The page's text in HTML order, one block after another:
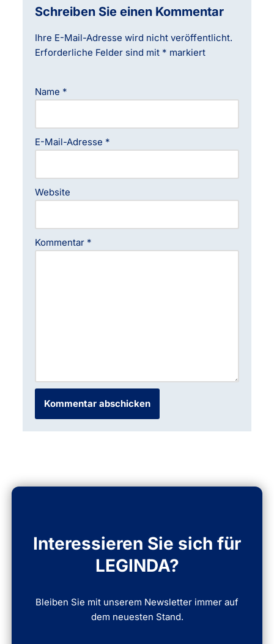
Schreiben Sie einen Kommentar
Ihre E-Mail-Adresse wird nicht veröffentlicht.
Erforderliche Felder sind mit * markiert
Name *
E-Mail-Adresse *
Website
Kommentar *
Interessieren Sie sich für
LEGINDA?
Bleiben Sie mit unserem Newsletter immer auf
dem neuesten Stand.